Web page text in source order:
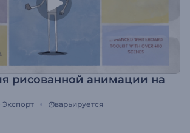
рисованной анимации на
Экспорт варьируется